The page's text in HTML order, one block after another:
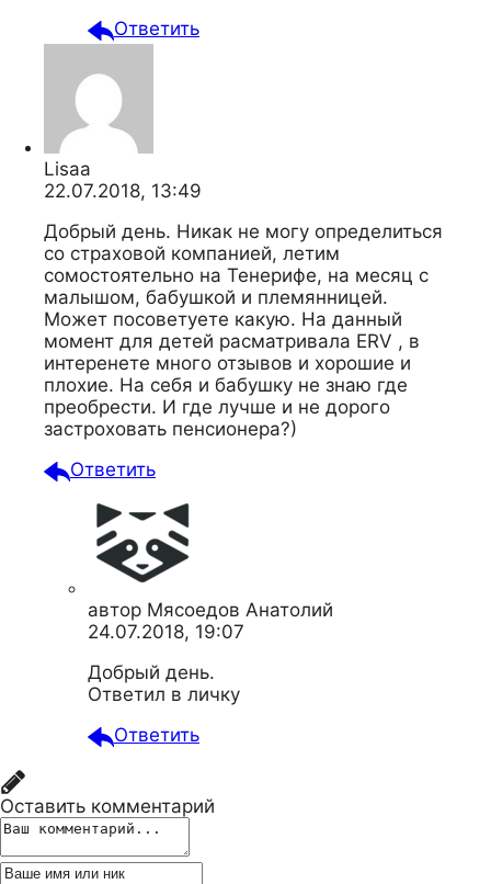
Ответить
Lisaa
22.07.2018, 13:49
Добрый день. Никак не могу определиться
со страховой компанией, летим
сомостоятельно на Тенерифе, на месяц с
малышом, бабушкой и племянницей.
Может посоветуете какую. На данный
момент для детей расматривала ERV , в
интеренете много отзывов и хорошие и
плохие. На себя и бабушку не знаю где
преобрести. И где лучше и не дорого
застроховать пенсионера?)
Ответить
автор Мясоедов Анатолий
24.07.2018, 19:07
Добрый день.
Ответил в личку
Ответить
Оставить комментарий